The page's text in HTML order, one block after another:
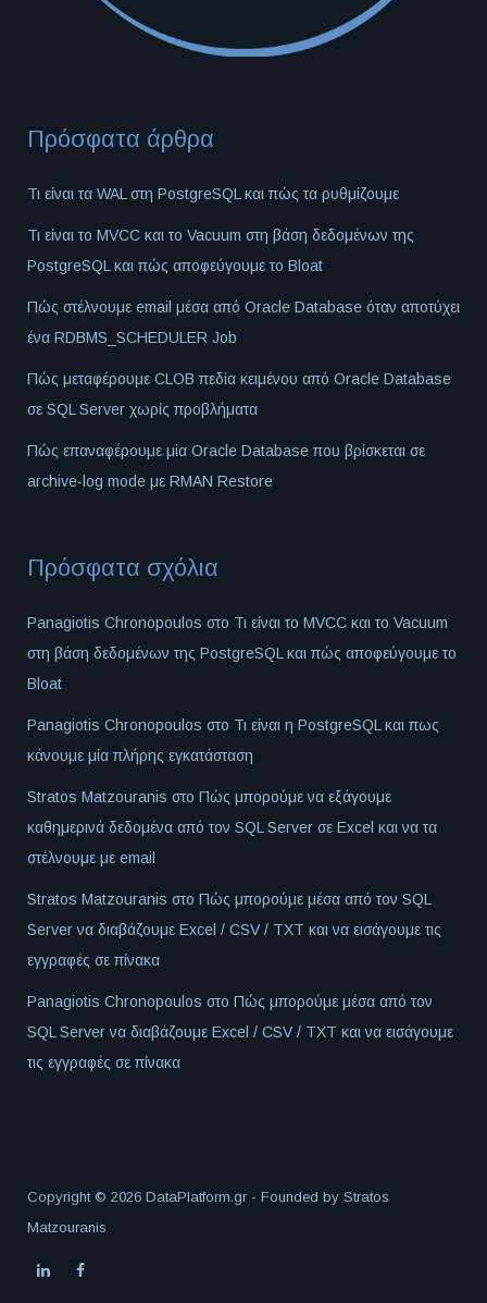
Πρόσφατα άρθρα
Τι είναι τα WAL στη PostgreSQL και πώς τα ρυθμίζουμε
Τι είναι το MVCC και το Vacuum στη βάση δεδομένων της
PostgreSQL και πώς αποφεύγουμε το Bloat
Πώς στέλνουμε email μέσα από Oracle Database όταν αποτύχει
ένα RDBMS_SCHEDULER Job
Πώς μεταφέρουμε CLOB πεδία κειμένου από Oracle Database
σε SQL Server χωρίς προβλήματα
Πώς επαναφέρουμε μία Oracle Database που βρίσκεται σε
archive-log mode με RMAN Restore
Πρόσφατα σχόλια
Panagiotis Chronopoulos στο Τι είναι το MVCC και το Vacuum
στη βάση δεδομένων της PostgreSQL και πώς αποφεύγουμε το
Bloat
Panagiotis Chronopoulos στο Τι είναι η PostgreSQL και πως
κάνουμε μία πλήρης εγκατάσταση
Stratos Matzouranis στο Πώς μπορούμε να εξάγουμε
καθημερινά δεδομένα από τον SQL Server σε Excel και να τα
στέλνουμε με email
Stratos Matzouranis στο Πώς μπορούμε μέσα από τον SQL
Server να διαβάζουμε Excel / CSV / TXT και να εισάγουμε τις
εγγραφές σε πίνακα
Panagiotis Chronopoulos στο Πώς μπορούμε μέσα από τον
SQL Server να διαβάζουμε Excel / CSV / TXT και να εισάγουμε
τις εγγραφές σε πίνακα
Copyright © 2026 DataPlatform.gr - Founded by Stratos
Matzouranis